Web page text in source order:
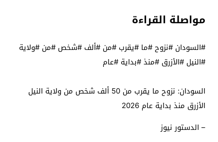
مواصلة القراءة
#السودان #نزوح #ما #يقرب #من #ألف #شخص #من #ولاية
#النيل #الأزرق #منذ #بداية #عام
السودان: نزوح ما يقرب من 50 ألف شخص من ولاية النيل
الأزرق منذ بداية عام 2026
– الدستور نيوز